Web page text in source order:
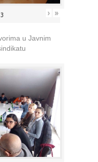
3 › »
u Javnim